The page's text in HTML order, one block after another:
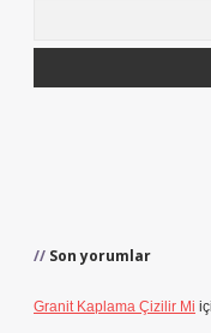
Son yorumlar
Granit Kaplama Çizilir Mi